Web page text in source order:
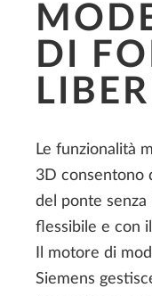
DI
Le funzionalità
3D consentono
del ponte
flessibile e con
Il motore di
Siemens